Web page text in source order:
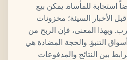
استجابة للمأساة. يمكن بيع
الأخبار السيئة؛ مخزونات
وبهذا المعنى، فإن الربح من
التنبؤ. والحجة المضادة هي
بين النتائج والمدفوعات